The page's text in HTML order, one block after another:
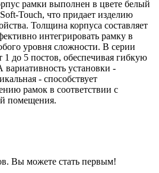
рамки выполнен в цвете белый
Touch, что придает изделию
Толщина корпуса составляет
интегрировать рамку в
уровня сложности. В серии
до 5 постов, обеспечивая гибкую
установки -
- способствует
рамок в соответствии с
помещения.
Вы можете стать первым!